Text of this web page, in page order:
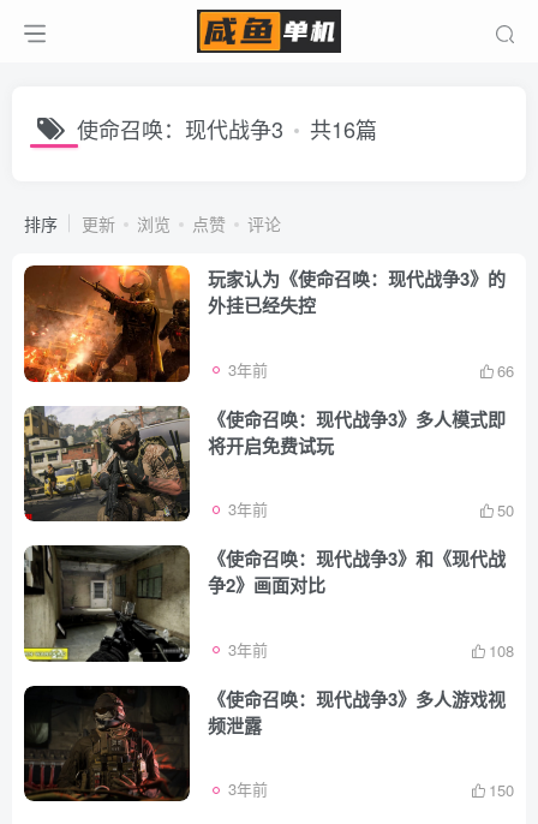
使命召唤：现代战争3 共16篇
排序 更新 浏览 点赞 评论
玩家认为《使命召唤：现代战争3》的
外挂已经失控
3年前 66
《使命召唤：现代战争3》多人模式即
将开启免费试玩
3年前 50
《使命召唤：现代战争3》和《现代战
争2》画面对比
3年前 108
《使命召唤：现代战争3》多人游戏视
频泄露
3年前 150